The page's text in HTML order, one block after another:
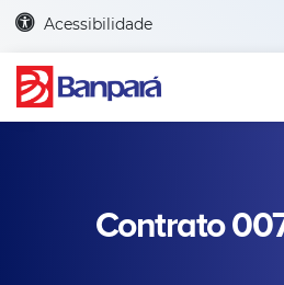
Acessibilidade
Contrato